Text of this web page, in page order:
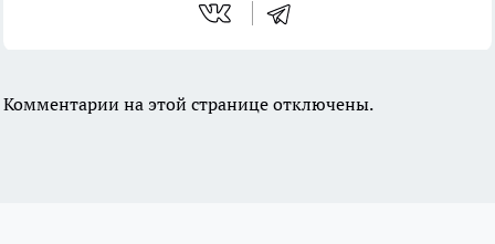
Комментарии на этой странице отключены.